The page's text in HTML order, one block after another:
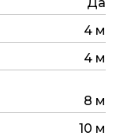
4 м
4 м
8 м
10 м